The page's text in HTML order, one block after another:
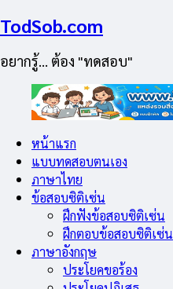
TodSob.com
อยากรู้… ต้อง "ทดสอบ"
หน้าแรก
แบบทดสอบตนเอง
ภาษาไทย
ข้อสอบซิติเซ่น
ฝึกฟังข้อสอบซิติเซ่น
ฝึกตอบข้อสอบซิติเซ่น
ภาษาอังกฤษ
ประโยคขอร้อง